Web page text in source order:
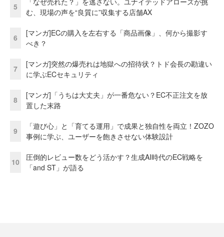
5
む、現場の声を“良質に”収集する店舗AX
6
[マンガ]ECの購入を左右する「商品画像」、何から撮影す
べき？
7
[マンガ]突然の爆売れは地獄への招待状？トド会長の勘違い
に学ぶECセキュリティ
8
[マンガ]「うちは大丈夫」が一番危ない？EC不正注文を放
置した末路
9
「遊び心」と「育てる運用」で成果と独自性を両立！ZOZO
事例に学ぶ、ユーザーを飽きさせない体験設計
10
圧倒的レビュー数をどう活かす？生成AI時代のEC戦略を
「and ST」が語る